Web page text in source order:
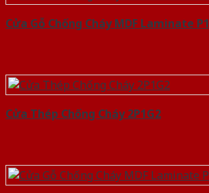
Cửa Gỗ Chống Cháy MDF Laminate P1
Cửa Thép Chống Cháy 2P1G2